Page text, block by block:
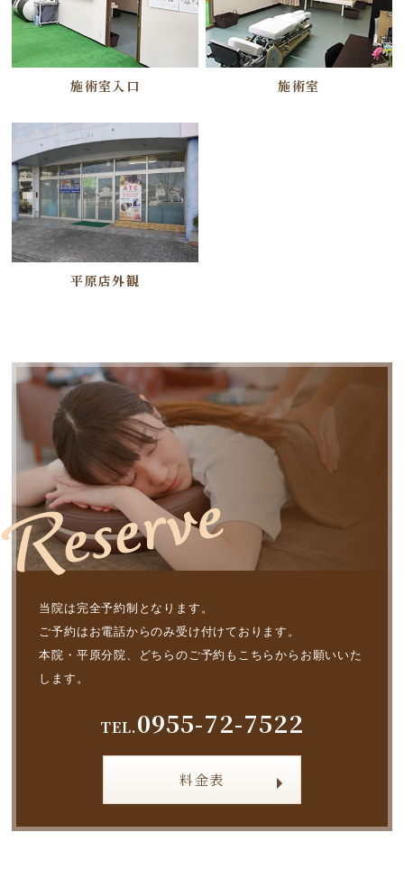
施術室入口 施術室
平原店外観
当院は完全予約制となります。
ご予約はお電話からのみ受け付けております。
本院・平原分院、どちらのご予約もこちらからお願いいた
します。
TEL.0955-72-7522
料金表